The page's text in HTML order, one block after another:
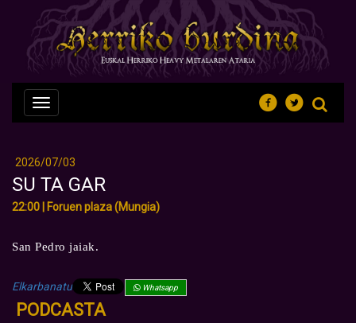
Nabegazioa
ireki
2026/07/03
SU TA GAR
22:00 | Foruen plaza (Mungia)
San Pedro jaiak.
Elkarbanatu Whatsapp
PODCASTA